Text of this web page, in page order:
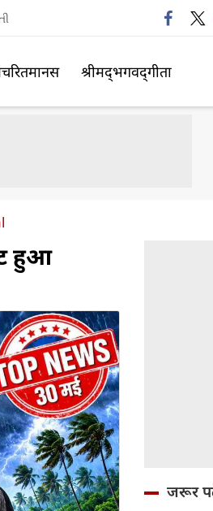
श्रीमद्‍भगवद्‍गीता
हुआ
जरूर